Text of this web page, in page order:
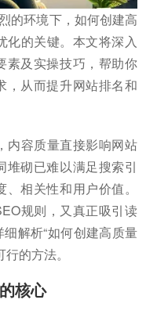
的环境下，如何创建高
化的关键。本文将深入
素及实操技巧，帮助你
，从而提升网站排名和
内容质量直接影响网站
堆砌已难以满足搜索引
相关性和用户价值。
规则，又真正吸引读
解析“如何创建高质量
的方法。
核心